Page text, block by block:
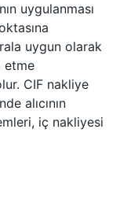
uygulanması
uygun olarak
etme
CIF nakliye
alıcının
iç nakliyesi